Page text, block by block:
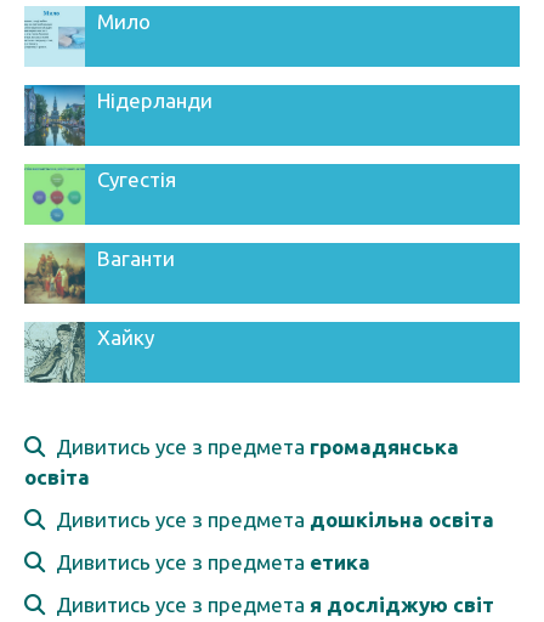
Мило
Нідерланди
Сугестія
Ваганти
Хайку
Дивитись усе з предмета громадянська
освіта
Дивитись усе з предмета дошкільна освіта
Дивитись усе з предмета етика
Дивитись усе з предмета я досліджую світ